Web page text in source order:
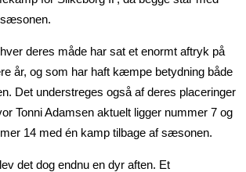
deres måde har sat et enormt aftryk på
år, og som har haft kæmpe betydning både
Det understreges også af deres placeringer
Tonni Adamsen aktuelt ligger nummer 7 og
14 med én kamp tilbage af sæsonen.
det dog endnu en dyr aften. Et